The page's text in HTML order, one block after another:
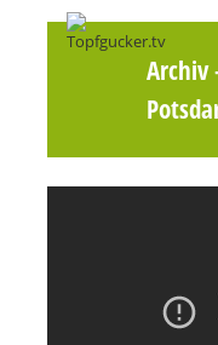
Archiv